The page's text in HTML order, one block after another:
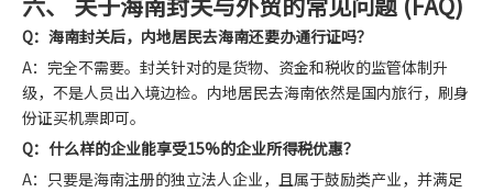
Q：海南封关后，内地居民去海南还要办通行证吗？
A：完全不需要。封关针对的是货物、资金和税收的监管体制升
级，不是人员出入境边检。内地居民去海南依然是国内旅行，刷身
份证买机票即可。
Q：什么样的企业能享受15%的企业所得税优惠？
A：只要是海南注册的独立法人企业，且属于鼓励类产业，并满足